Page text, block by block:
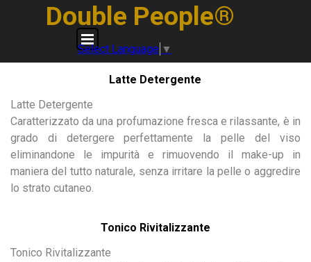
Vai ai contenutiDouble People®
Salta menù
Select Language ▼
Latte Detergente
Latte Detergente
Caratterizzato da una profumazione fresca e rilassante, è in
grado di detergere perfettamente la pelle del viso
eliminandone le impurità e rimuovendo il make-up in
maniera del tutto naturale, senza irritare la pelle o aggredire
lo strato cutaneo.
Tonico Rivitalizzante
Tonico Rivitalizzante